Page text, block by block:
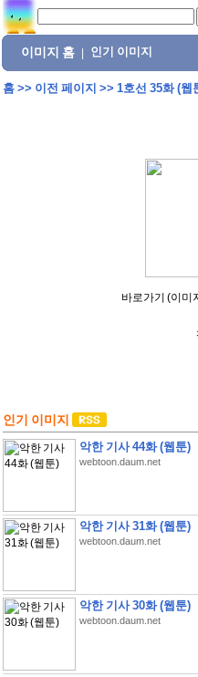
이미지 홈 인기 이미지
홈>> 이전 페이지 >> 1호선 35화 (웹
바로가기 (이미
인기 이미지
악한 기사 44화 (웹툰)
webtoon.daum.net
악한 기사 31화 (웹툰)
webtoon.daum.net
악한 기사 30화 (웹툰)
webtoon.daum.net